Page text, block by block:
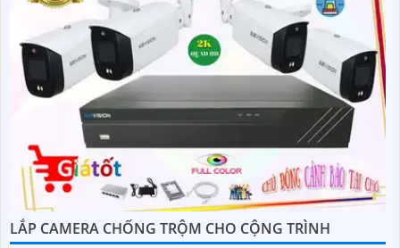
LẮP CAMERA CHỐNG TRỘM CHO CỘNG TRÌNH